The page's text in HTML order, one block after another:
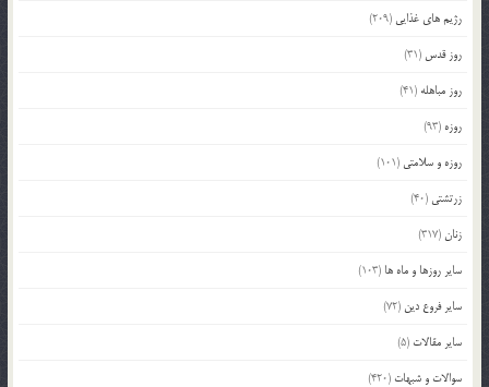
رژیم های غذایی (209)
روز قدس (31)
روز مباهله (41)
روزه (93)
روزه و سلامتی (101)
زرتشتی (40)
زنان(317)
سایر روزها و ماه ها (103)
سایر فروع دین (72)
سایر مقالات (5)
سوالات و شبهات (420)